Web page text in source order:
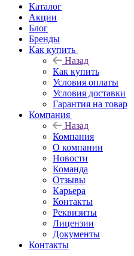
Каталог
Акции
Блог
Бренды
Как купить
Назад
Как купить
Условия оплаты
Условия доставки
Гарантия на товар
Компания
Назад
Компания
О компании
Новости
Команда
Отзывы
Карьера
Контакты
Реквизиты
Лицензии
Документы
Контакты